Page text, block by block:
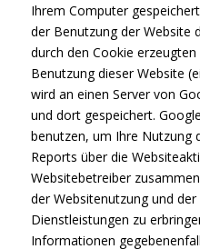
Ihrem Computer
der Benutzung der Website
durch den Cookie
Benutzung dieser Website
wird an einen Server von
und dort gespeichert.
benutzen, um Ihre Nutzung
Reports über die
Websitebetreiber
der Websitenutzung und
Dienstleistungen zu
Informationen